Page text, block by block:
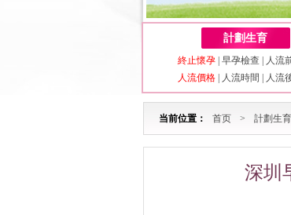
計劃生育
終止懷孕 早孕檢查
人流
人流價格
人流時間 人流
当前位置： 首页 > 計劃生育
深圳